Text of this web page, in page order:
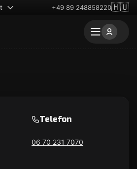
+49 89 248858220🇭🇺
Telefon
06 70 231 7070